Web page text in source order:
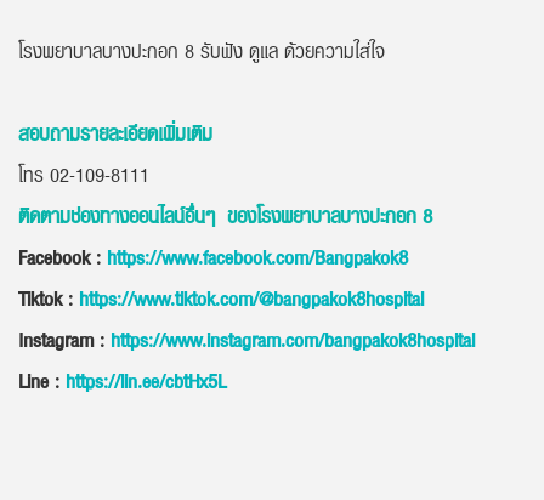
โรงพยาบาลบางปะกอก 8 รับฟัง ดูแล ด้วยความใส่ใจ
สอบถามรายละเอียดเพิ่มเติม
โทร 02-109-8111
ติดตามช่องทางออนไลน์อื่นๆ ของโรงพยาบาลบางปะกอก 8
Facebook : https://www.facebook.com/Bangpakok8
Tiktok : https://www.tiktok.com/@bangpakok8hospital
Instagram : https://www.instagram.com/bangpakok8hospital
Line : https://lin.ee/cbtHx5L